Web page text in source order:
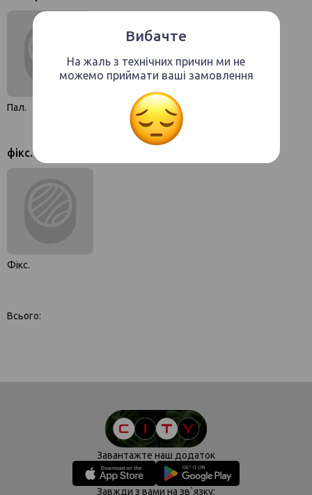
Вибачте
На жаль з технічних причин ми не
можемо приймати ваші замовлення
Пал.
фікс.
Фікс.
Всього:
Завантажте наш додаток
Завжди з вами на зв`язку: